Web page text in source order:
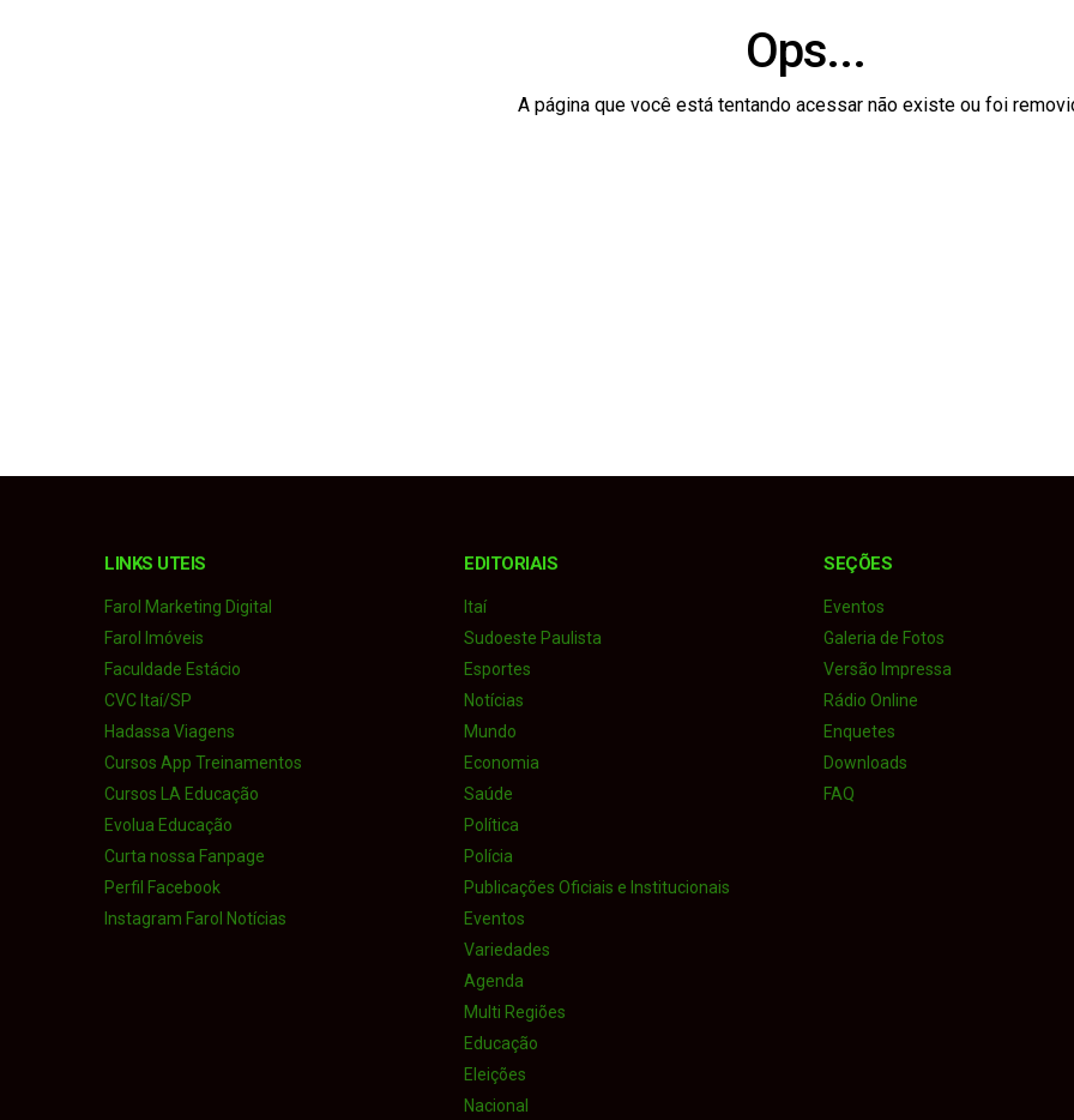
Município terá prefeito interino até realização de novas eleições
Ops...
A página que você está tentando acessar não existe ou foi
LINKS UTEIS
Farol Marketing Digital
Farol Imóveis
Faculdade Estácio
CVC Itaí/SP
Hadassa Viagens
Cursos App Treinamentos
Cursos LA Educação
Evolua Educação
Curta nossa Fanpage
Perfil Facebook
Instagram Farol Notícias
EDITORIAIS
Itaí
Sudoeste Paulista
Esportes
Notícias
Mundo
Economia
Saúde
Política
Polícia
Publicações Oficiais e Institucionais
Eventos
Variedades
Agenda
Multi Regiões
Educação
Eleições
Nacional
SEÇÕES
Eventos
Galeria de Fotos
Versão Impressa
Rádio Online
Enquetes
Downloads
FAQ